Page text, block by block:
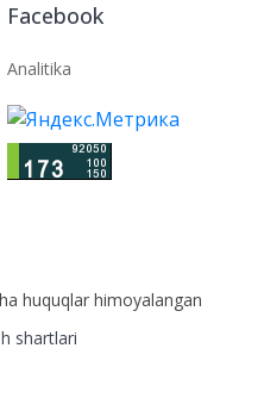
Facebook
Analitika
huquqlar himoyalangan
shartlari